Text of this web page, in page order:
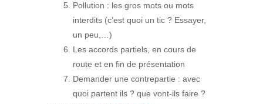
Pollution : les gros mots ou mots
interdits (c’est quoi un tic ? Essayer,
un peu,…)
Les accords partiels, en cours de
route et en fin de présentation
Demander une contrepartie : avec
quoi partent ils ? que vont-ils faire ?